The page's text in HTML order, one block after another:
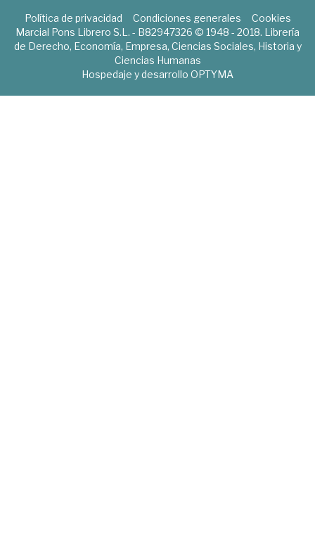
Política de privacidad Condiciones generales
Cookies
Marcial Pons Librero S.L. - B82947326 © 1948 - 2018. Librería
de Derecho, Economía, Empresa, Ciencias Sociales, Historia y
Ciencias Humanas
Hospedaje y desarrollo OPTYMA